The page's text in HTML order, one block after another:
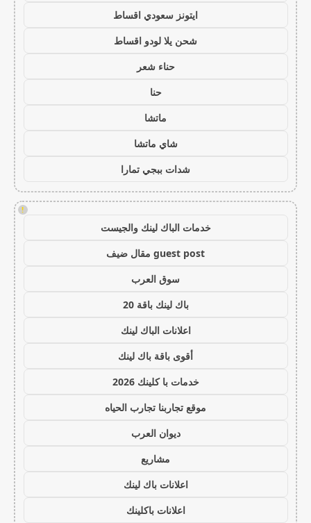
ايتونز سعودي اقساط
شحن يلا لودو اقساط
حناء شعر
حنا
ماتشا
شاي ماتشا
شدات ببجي تمارا
!
خدمات الباك لينك والجيست
guest post مقال ضيف
سوق العرب
باك لينك باقة 20
اعلانات الباك لينك
أقوى باقة باك لينك
خدمات با كلينك 2026
موقع تجاربنا تجارب الحياه
ديوان العرب
مشاريع
اعلانات باك لينك
اعلانات باكلينك